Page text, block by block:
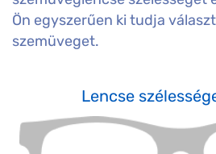
Ön egyszerűen ki tudja
szemüveget.
Lencse